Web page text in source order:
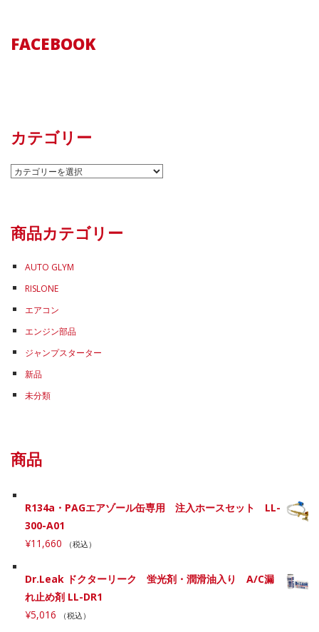
FACEBOOK
カテゴリー
カ
リ
ー
商品カテゴリー
AUTO GLYM
RISLONE
エアコン
エンジン部品
ジャンプスターター
新品
未分類
商品
R134a・PAGエアゾール缶専用 注入ホースセット LL-
300-A01
¥11,660 （税込）
Dr.Leak ドクターリーク 蛍光剤・潤滑油入り A/C漏
れ止め剤 LL-DR1
¥5,016 （税込）